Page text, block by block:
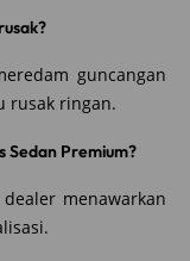
guncangan
rusak ringan.
Sedan Premium?
menawarkan